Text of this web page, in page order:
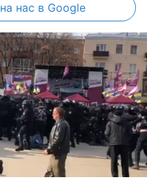
на нас в Google